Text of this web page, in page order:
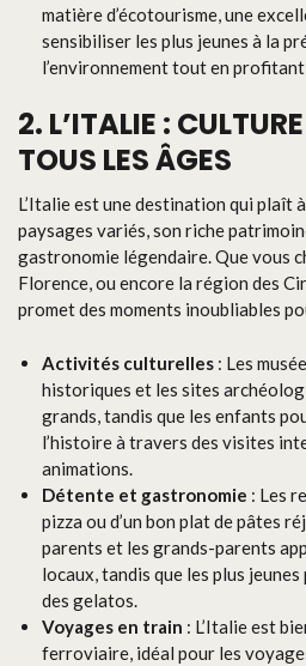
matière d’écotourisme, une
sensibiliser les plus jeunes à la
l’environnement tout en
2. L’ITALIE :
TOUS LES ÂGES
L’Italie est une destination qui plaît
paysages variés, son riche
gastronomie légendaire. Que vous
Florence, ou encore la région des
promet des moments inoubliables
Activités culturelles : Les
historiques et les sites
grands, tandis que les enfants
l’histoire à travers des visites
animations.
Détente et gastronomie : Les
pizza ou d’un bon plat de pâtes
parents et les grands-parents
locaux, tandis que les plus
des gelatos.
Voyages en train : L’Italie est
ferroviaire, idéal pour les